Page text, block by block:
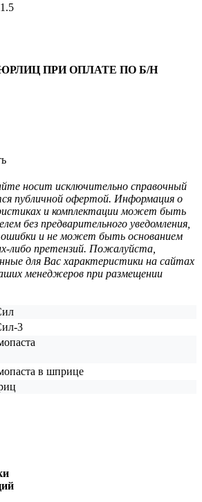
ПРИ ОПЛАТЕ ПО Б/Н
носит исключительно справочный
публичной офертой. Информация о
и комплектации может быть
без предварительного уведомления,
и не может быть основанием
либо претензий. Пожалуйста,
для Вас характеристики на сайтах
менеджеров при размещении
3
в шприце